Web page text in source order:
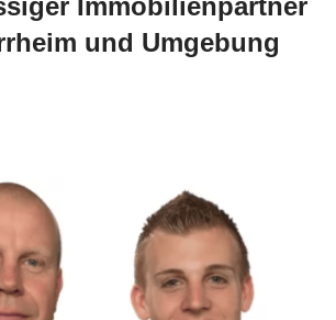
Immobilienpartner
und Umgebung